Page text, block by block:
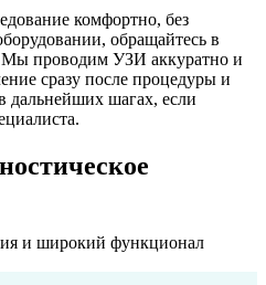
комфортно, без
обращайтесь в
проводим УЗИ аккуратно и
сразу после процедуры и
дальнейших шагах, если
и широкий функционал